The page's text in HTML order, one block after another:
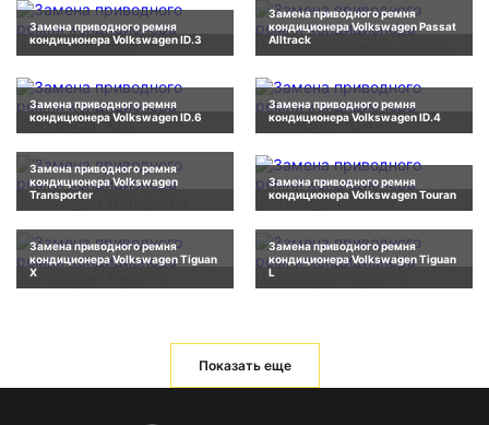
Замена приводного ремня
кондиционера Volkswagen ID.3
Замена приводного ремня
кондиционера Volkswagen Passat
Alltrack
Замена приводного ремня
кондиционера Volkswagen ID.6
Замена приводного ремня
кондиционера Volkswagen ID.4
Замена приводного ремня
кондиционера Volkswagen
Transporter
Замена приводного ремня
кондиционера Volkswagen Touran
Замена приводного ремня
кондиционера Volkswagen Tiguan
X
Замена приводного ремня
кондиционера Volkswagen Tiguan
L
Показать еще